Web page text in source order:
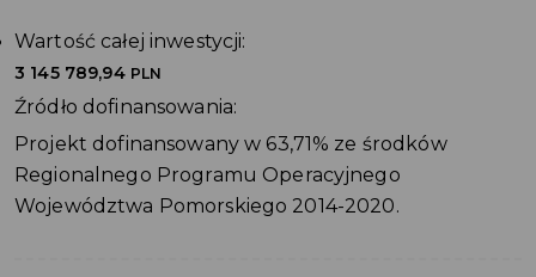
Wartość całej inwestycji:
3 145 789,94 PLN
Źródło dofinansowania:
Projekt dofinansowany w 63,71% ze środków
Regionalnego Programu Operacyjnego
Województwa Pomorskiego 2014-2020.